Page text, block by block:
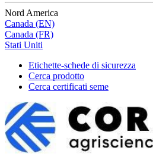
Nord America
Canada (EN)
Canada (FR)
Stati Uniti
Etichette-schede di sicurezza
Cerca prodotto
Cerca certificati seme